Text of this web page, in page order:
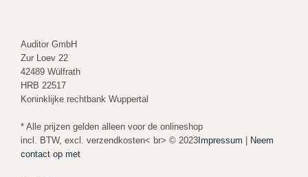
Auditor GmbH
Zur Loev 22
42489 Wülfrath
HRB 22517
Koninklijke rechtbank Wuppertal
* Alle prijzen gelden alleen voor de onlineshop
incl. BTW, excl. verzendkosten< br> © 2023Impressum | Neem
contact op met